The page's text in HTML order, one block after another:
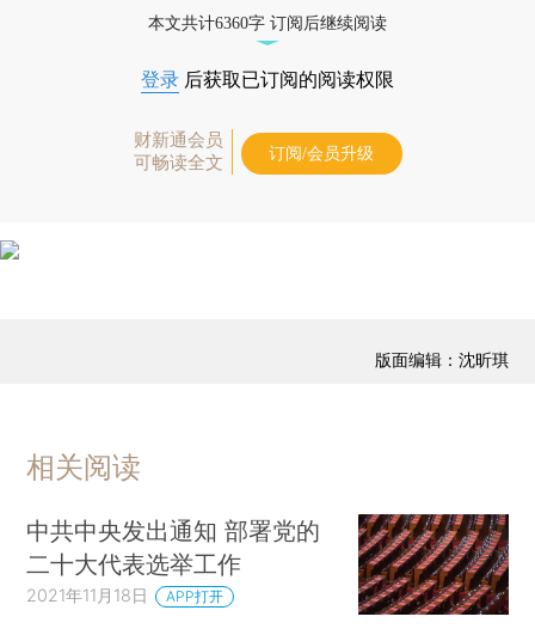
本文共计6360字 订阅后继续阅读
登录 后获取已订阅的阅读权限
财新通会员
可畅读全文
订阅/会员升级
版面编辑：沈昕琪
相关阅读
中共中央发出通知 部署党的
二十大代表选举工作
2021年11月18日 APP打开